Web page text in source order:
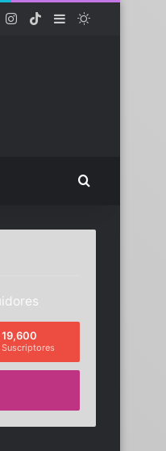
Instagram
TikTokSidebarSwitch skin
Buscar...
19,600
Suscriptores